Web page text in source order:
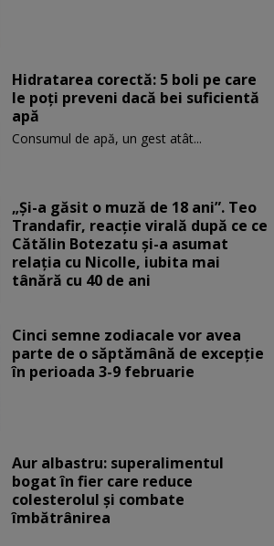
Hidratarea corectă: 5 boli pe care
le poți preveni dacă bei suficientă
apă
Consumul de apă, un gest atât...
„Și-a găsit o muză de 18 ani”. Teo
Trandafir, reacție virală după ce ce
Cătălin Botezatu și-a asumat
relația cu Nicolle, iubita mai
tânără cu 40 de ani
Cinci semne zodiacale vor avea
parte de o săptămână de excepție
în perioada 3-9 februarie
Aur albastru: superalimentul
bogat în fier care reduce
colesterolul și combate
îmbătrânirea